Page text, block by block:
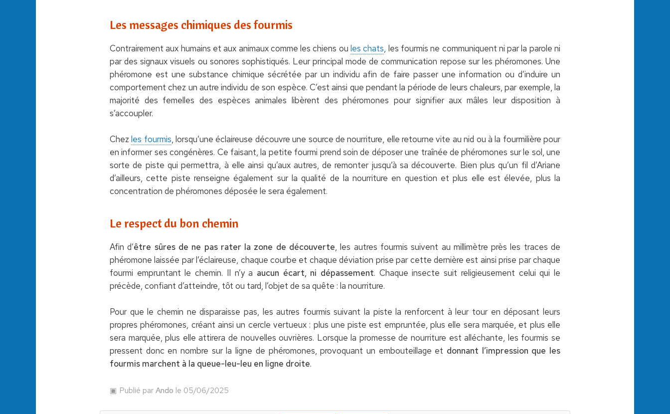
Les messages chimiques des fourmis
Contrairement aux humains et aux animaux comme les chiens ou les chats, les fourmis ne communiquent ni par la parole ni
par des signaux visuels ou sonores sophistiqués. Leur principal mode de communication repose sur les phéromones. Une
phéromone est une substance chimique sécrétée par un individu afin de faire passer une information ou d’induire un
comportement chez un autre individu de son espèce. C’est ainsi que pendant la période de leurs chaleurs, par exemple, la
majorité des femelles des espèces animales libèrent des phéromones pour signifier aux mâles leur disposition à
s’accoupler.
Chezles fourmis, lorsqu’une éclaireuse découvre une source de nourriture, elle retourne vite au nid ou à la fourmilière pour
en informer ses congénères. Ce faisant, la petite fourmi prend soin de déposer une traînée de phéromones sur le sol, une
sorte de piste qui permettra, à elle ainsi qu’aux autres, de remonter jusqu’à sa découverte. Bien plus qu’un fil d’Ariane
d’ailleurs, cette piste renseigne également sur la qualité de la nourriture en question et plus elle est élevée, plus la
concentration de phéromones déposée le sera également.
Le respect du bon chemin
Afin d’être sûres de ne pas rater la zone de découverte, les autres fourmis suivent au millimètre près les traces de
phéromone laissée par l’éclaireuse, chaque courbe et chaque déviation prise par cette dernière est ainsi prise par chaque
fourmi empruntant le chemin. Il n’y a aucun écart, ni dépassement. Chaque insecte suit religieusement celui qui le
précède, confiant d’atteindre, tôt ou tard, l’objet de sa quête : la nourriture.
Pour que le chemin ne disparaisse pas, les autres fourmis suivant la piste la renforcent à leur tour en déposant leurs
propres phéromones, créant ainsi un cercle vertueux : plus une piste est empruntée, plus elle sera marquée, et plus elle
sera marquée, plus elle attirera de nouvelles ouvrières. Lorsque la promesse de nourriture est alléchante, les fourmis se
pressent donc en nombre sur la ligne de phéromones, provoquant un embouteillage et donnant l’impression que les
fourmis marchent à la queue-leu-leu en ligne droite.
Publié parAndo le 05/06/2025